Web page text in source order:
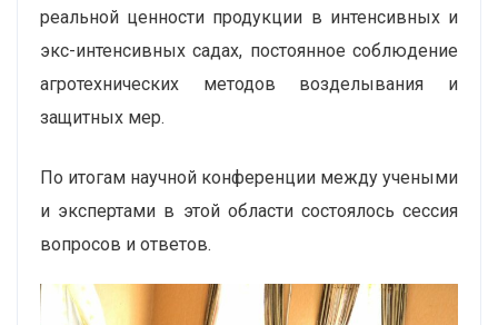
реальной ценности продукции в интенсивных и
экс-интенсивных садах, постоянное соблюдение
агротехнических методов возделывания и
защитных мер.
По итогам научной конференции между учеными
и экспертами в этой области состоялось сессия
вопросов и ответов.